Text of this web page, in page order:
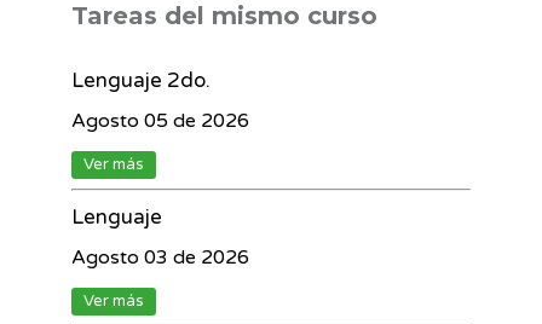
Tareas del mismo curso
Lenguaje 2do.
Agosto 05 de 2026
Ver más
Lenguaje
Agosto 03 de 2026
Ver más